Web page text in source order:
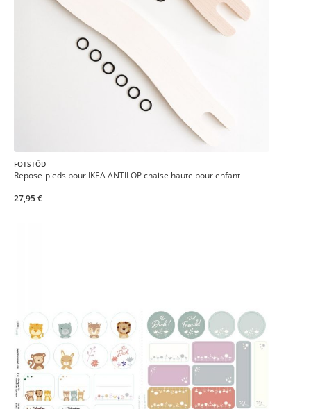
FOTSTÖD
Repose-pieds pour IKEA ANTILOP chaise haute pour enfant
27,95 €